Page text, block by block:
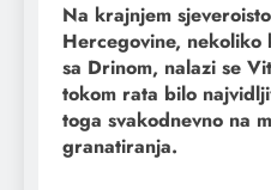
Na krajnjem
Hercegovine,
sa Drinom, nalazi se
tokom rata bilo
toga svakodnevno na
granatiranja.